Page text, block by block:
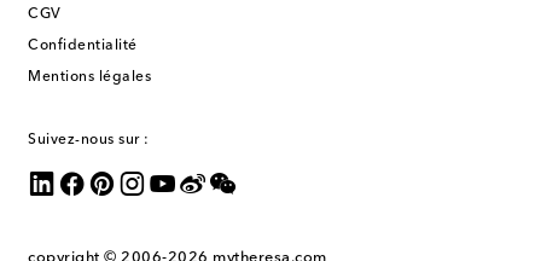
CGV
Confidentialité
Mentions légales
Suivez-nous sur :